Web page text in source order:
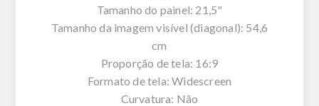
Tamanho do painel: 21,5"
Tamanho da imagem visível (diagonal): 54,6
cm
Proporção de tela: 16:9
Formato de tela: Widescreen
Curvatura: Não